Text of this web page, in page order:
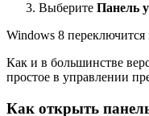
Выберите Панель
Windows 8 переключится
Как и в большинстве
простое в управлении
Как открыть